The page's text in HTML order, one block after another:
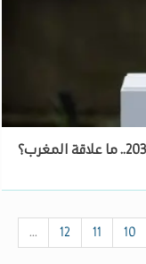
10
11
12
...